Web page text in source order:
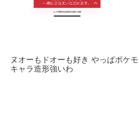
ヌオーもドオーも好き やっぱポケ
キャラ造形強いわ